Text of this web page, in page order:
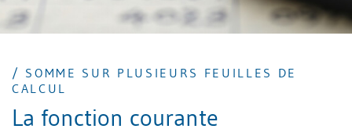
/ SOMME SUR PLUSIEURS FEUILLES DE
CALCUL
La fonction courante